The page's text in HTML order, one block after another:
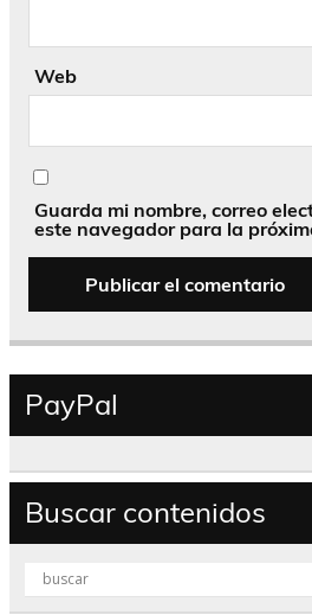
Web
Guarda mi nombre, correo
este navegador para la
PayPal
Buscar contenidos